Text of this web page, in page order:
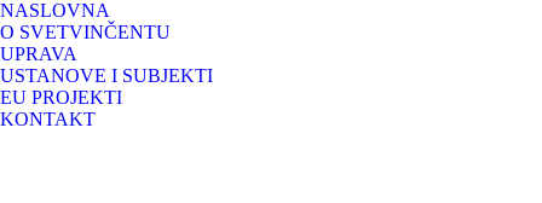
NASLOVNA
O SVETVINČENTU
UPRAVA
USTANOVE I SUBJEKTI
EU PROJEKTI
KONTAKT